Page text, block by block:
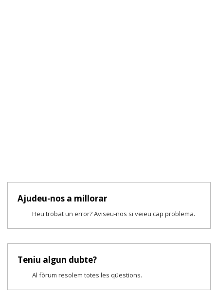
Ajudeu-nos a millorar
Heu trobat un error? Aviseu-nos si veieu cap problema.
Teniu algun dubte?
Al fòrum resolem totes les qüestions.